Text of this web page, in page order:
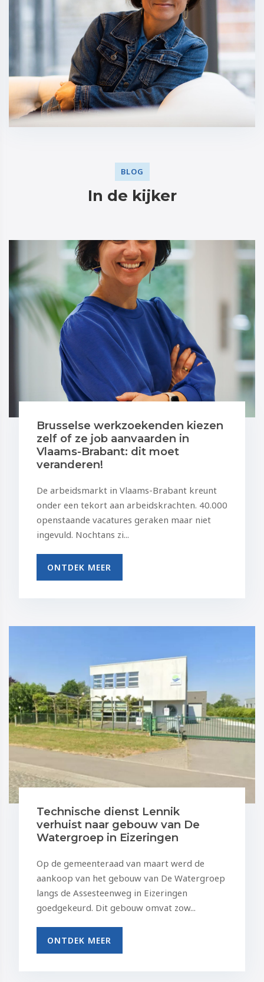
BLOG
In de kijker
Brusselse werkzoekenden kiezen
zelf of ze job aanvaarden in
Vlaams-Brabant: dit moet
veranderen!
De arbeidsmarkt in Vlaams-Brabant kreunt
onder een tekort aan arbeidskrachten. 40.000
openstaande vacatures geraken maar niet
ingevuld. Nochtans zi...
ONTDEK MEER
Technische dienst Lennik
verhuist naar gebouw van De
Watergroep in Eizeringen
Op de gemeenteraad van maart werd de
aankoop van het gebouw van De Watergroep
langs de Assesteenweg in Eizeringen
goedgekeurd. Dit gebouw omvat zow...
ONTDEK MEER